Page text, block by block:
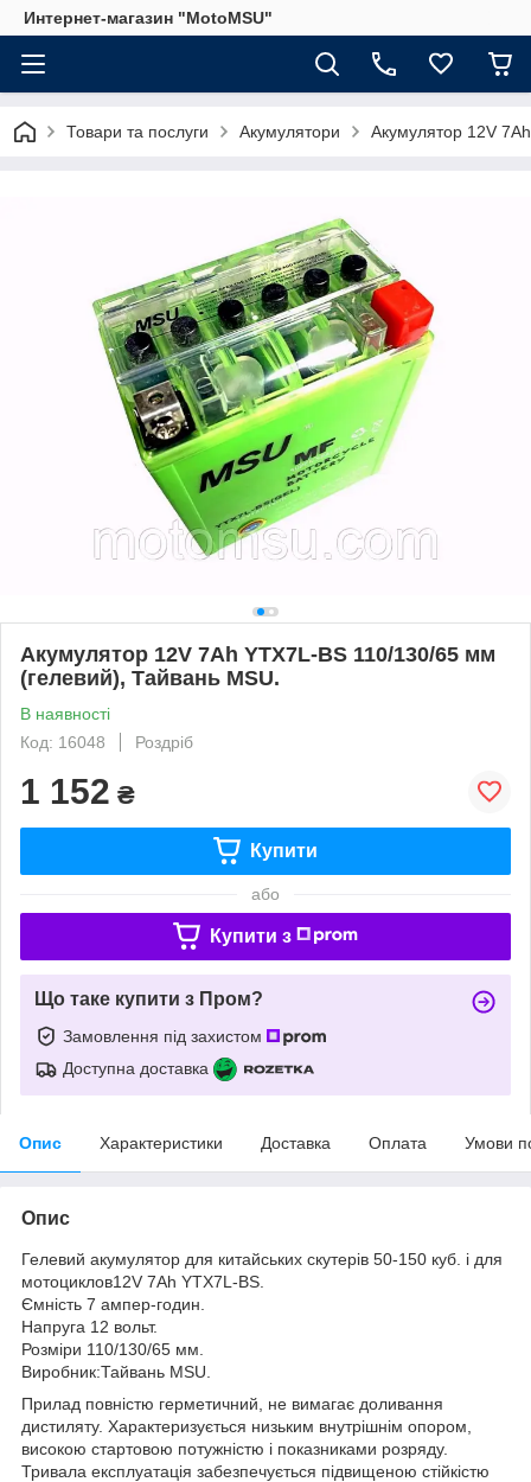
Интернет-магазин "MotoMSU"
Товари та послуги Акумулятори Акумулятор 12V
Акумулятор 12V 7Ah YTX7L-BS 110/130/65 мм
(гелевий), Тайвань MSU.
В наявності
Код: 16048
Роздріб
1 152 ₴
Купити
або
Купити з
Що таке купити з Пром?
Замовлення під захистом
Доступна доставка
Опис Характеристики Доставка Оплата Умови
Опис
Гелевий акумулятор для китайських скутерів 50-150 куб. і для
мотоциклов12V 7Ah YTX7L-BS.
Ємність 7 ампер-годин.
Напруга 12 вольт.
Розміри 110/130/65 мм.
Виробник:Тайвань MSU.
Прилад повністю герметичний, не вимагає доливання
дистиляту. Характеризується низьким внутрішнім опором,
високою стартовою потужністю і показниками розряду.
Тривала експлуатація забезпечується підвищеною стійкістю